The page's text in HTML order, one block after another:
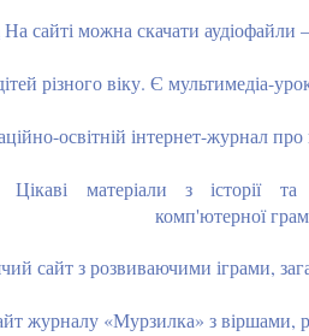
На сайті можна скачати аудіофайли
різного віку. Є мультимедіа-
освітній інтернет-журнал про
матеріали з історії
сайт з розвиваючими іграми,
журналу «Мурзилка» з віршами,